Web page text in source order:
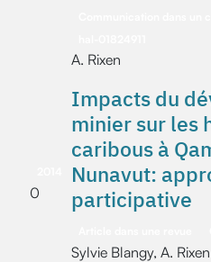
A. Rixen
0
Impacts du
minier sur les
caribous à
Nunavut:
participative
Sylvie Blangy, A. Rixen